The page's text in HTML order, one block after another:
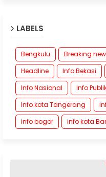
LABELS
Bengkulu Breaking
Headline
Info Bekasi
Info Nasional
Info
Info kota Tangerang
info bogor
info kota